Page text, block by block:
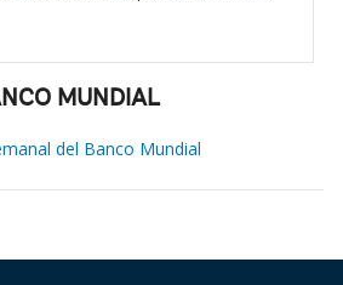
MUNDIAL
del Banco Mundial